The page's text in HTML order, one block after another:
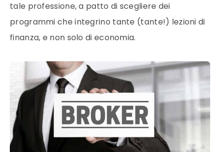
tale professione, a patto di scegliere dei
programmi che integrino tante (tante!) lezioni di
finanza, e non solo di economia.